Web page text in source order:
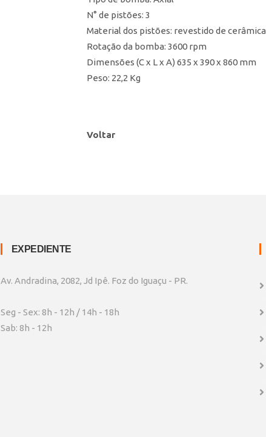
N° de pistões: 3
Material dos pistões: revestido de cerâmica
Rotação da bomba: 3600 rpm
Dimensões (C x L x A) 635 x 390 x 860 mm
Peso: 22,2 Kg
Voltar
EXPEDIENTE
Av. Andradina, 2082, Jd Ipê. Foz do Iguaçu - PR.
Seg - Sex: 8h - 12h / 14h - 18h
Sab: 8h - 12h